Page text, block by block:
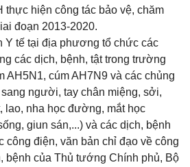
hiện công tác bảo vệ, chăm
đoạn 2013-2020.
Y tế tại địa phương tổ chức các
các dịch, bệnh, tật trong trường
AH5N1, cúm AH7N9 và các chủng
người, tay chân miệng, sởi,
lao, nha học đường, mắt học
giun sán,...) và các dịch, bệnh
công điện, văn bản chỉ đạo về công
bệnh của Thủ tướng Chính phủ, Bộ